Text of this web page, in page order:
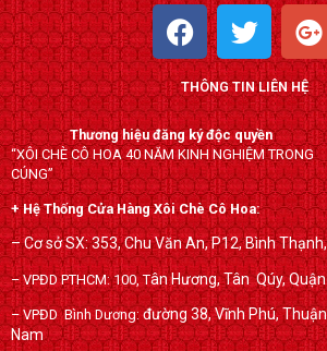
F
a
c
e
b
o
o
k
T
w
i
t
t
e
r
G
o
o
g
l
e
-
p
l
u
s
THÔNG TIN LIÊN HỆ
Thương hiệu đăng ký độc quyền
“XÔI CHÈ CÔ HOA 40 NĂM KINH NGHIỆM
CÚNG”
+ Hệ Thống Cửa Hàng Xôi Chè Cô Hoa:
– Cơ sở SX: 353, Chu Văn An, P12, Bình
– VPĐD PTHCM: 100, Tân Hương, Tân Qúy,Quận
– VPĐD Bình Dương:đường 38, Vĩnh Phú,
Nam